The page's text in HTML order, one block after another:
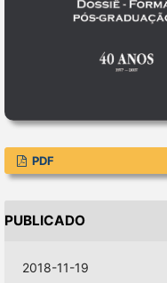
PDF
PUBLICADO
2018-11-19